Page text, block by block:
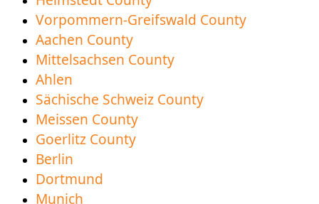
διαθέσιμη για λήψη
Vorpommern-Greifswald County
Aachen County
Mittelsachsen County
Ahlen
Sächische Schweiz County
Meissen County
Goerlitz County
Berlin
Dortmund
Munich